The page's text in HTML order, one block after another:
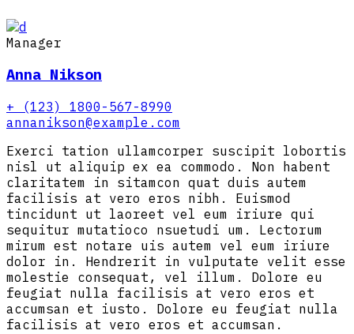
Manager
Anna Nikson
+ (123) 1800-567-8990
annanikson@example.com
Exerci tation ullamcorper suscipit lobortis
nisl ut aliquip ex ea commodo. Non habent
claritatem in sitamcon quat duis autem
facilisis at vero eros nibh. Euismod
tincidunt ut laoreet vel eum iriure qui
sequitur mutatioco nsuetudi um. Lectorum
mirum est notare uis autem vel eum iriure
dolor in. Hendrerit in vulputate velit esse
molestie consequat, vel illum. Dolore eu
feugiat nulla facilisis at vero eros et
accumsan et iusto. Dolore eu feugiat nulla
facilisis at vero eros et accumsan.